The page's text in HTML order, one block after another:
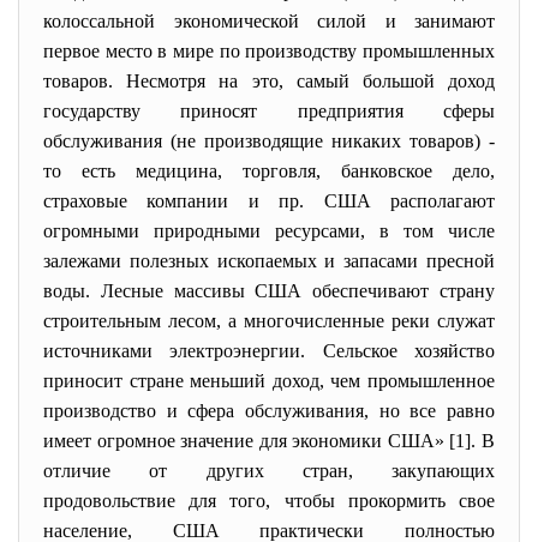
колоссальной экономической силой и занимают
первое место в мире по производству промышленных
товаров. Несмотря на это, самый большой доход
государству приносят предприятия сферы
обслуживания (не производящие никаких товаров) -
то есть медицина, торговля, банковское дело,
страховые компании и пр. США располагают
огромными природными ресурсами, в том числе
залежами полезных ископаемых и запасами пресной
воды. Лесные массивы США обеспечивают страну
строительным лесом, а многочисленные реки служат
источниками электроэнергии. Сельское хозяйство
приносит стране меньший доход, чем промышленное
производство и сфера обслуживания, но все равно
имеет огромное значение для экономики США» [1]. В
отличие от других стран, закупающих
продовольствие для того, чтобы прокормить свое
население, США практически полностью